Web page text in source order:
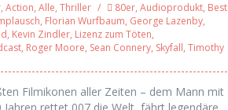
, Action, Alle, Thriller 80er, Audioprodukt, Best
, Florian Wurfbaum, George Lazenby,
, Kevin Zindler, Lizenz zum Töten,
, Roger Moore, Sean Connery, Skyfall, Timothy
Filmikonen aller Zeiten – dem Mann mit